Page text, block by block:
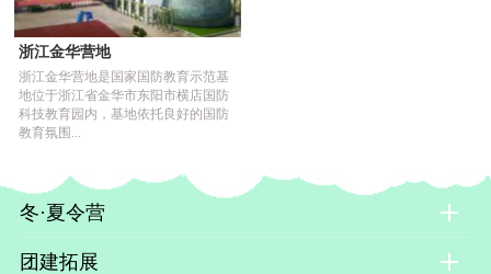
浙江金华营地
浙江金华营地是国家国防教育示范基
地位于浙江省金华市东阳市横店国防
科技教育园内，基地依托良好的国防
教育氛围...
冬·夏令营
团建拓展